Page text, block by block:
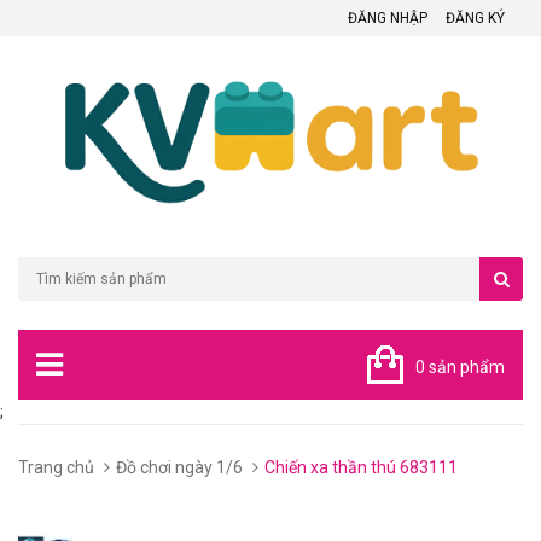
ĐĂNG NHẬP ĐĂNG KÝ
0 sản phẩm
;
Trang chủ Đồ chơi ngày 1/6 Chiến xa thần thú 683111